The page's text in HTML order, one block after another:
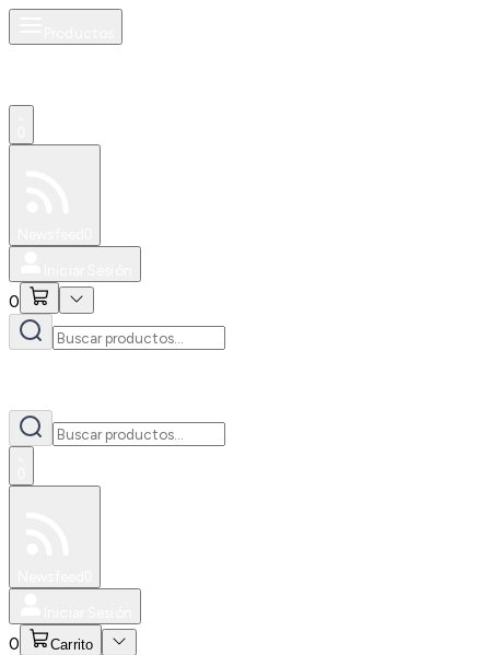
0
0 Carrito